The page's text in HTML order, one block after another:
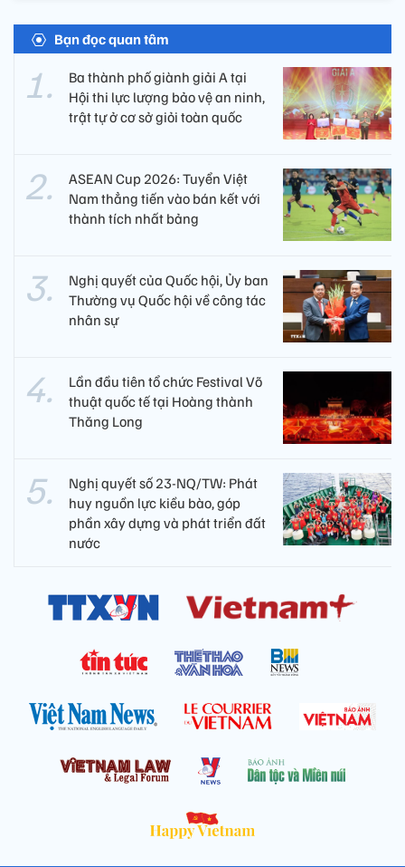
Bạn đọc quan tâm
Ba thành phố giành giải A tại
Hội thi lực lượng bảo vệ an ninh,
trật tự ở cơ sở giỏi toàn quốc
ASEAN Cup 2026: Tuyển Việt
Nam thẳng tiến vào bán kết với
thành tích nhất bảng
Nghị quyết của Quốc hội, Ủy ban
Thường vụ Quốc hội về công tác
nhân sự
Lần đầu tiên tổ chức Festival Võ
thuật quốc tế tại Hoàng thành
Thăng Long
Nghị quyết số 23-NQ/TW: Phát
huy nguồn lực kiều bào, góp
phần xây dựng và phát triển đất
nước